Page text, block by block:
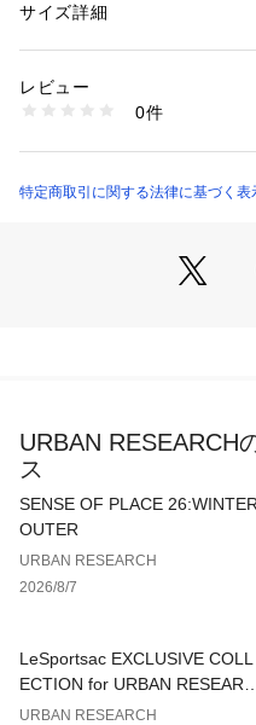
させていただいております。
※商品画像は、光の当たり具
※商品の色味の目安は、商品
《スタッフレビュー》
足囲 : 23.5cm
足幅 : 狭め
※履き心地には個人差がござ
てご覧ください。
お気に入り登録商品は、マ
状況の確認が可能です。
お買い物リストの管理に是
性別：メンズ
素材：アッパー : スウェードアウ
生産国：ベトナム
商品番号：1650000123811 （モ
サイズ詳細
レビュー
0件
特定商取引に関する法律に基づく表
URBAN RESEARCH
ス
SENSE OF PLACE 26:WINTER
OUTER
URBAN RESEARCH
2026/8/7
LeSportsac EXCLUSIVE COLL
ECTION for URBAN RESEARC
H
URBAN RESEARCH